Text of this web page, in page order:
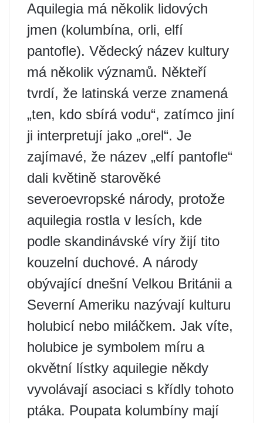
Aquilegia má několik lidových
jmen (kolumbína, orli, elfí
pantofle). Vědecký název kultury
má několik významů. Někteří
tvrdí, že latinská verze znamená
„ten, kdo sbírá vodu“, zatímco jiní
ji interpretují jako „orel“. Je
zajímavé, že název „elfí pantofle“
dali květině starověké
severoevropské národy, protože
aquilegia rostla v lesích, kde
podle skandinávské víry žijí tito
kouzelní duchové. A národy
obývající dnešní Velkou Británii a
Severní Ameriku nazývají kulturu
holubicí nebo miláčkem. Jak víte,
holubice je symbolem míru a
okvětní lístky aquilegie někdy
vyvolávají asociaci s křídly tohoto
ptáka. Poupata kolumbíny mají